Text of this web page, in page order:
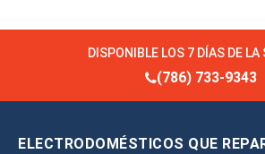
DISPONIBLE LOS 7 DÍAS DE LA
(786) 733-9343
ELECTRODOMÉSTICOS QUE